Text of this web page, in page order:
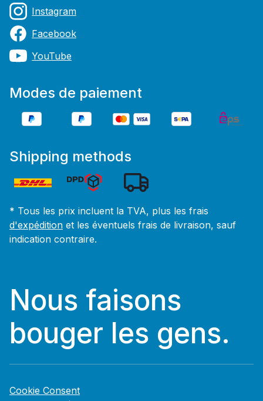
Instagram
Facebook
YouTube
Modes de paiement
Shipping methods
* Tous les prix incluent la TVA, plus les frais
d'expédition et les éventuels frais de livraison, sauf
indication contraire.
Nous faisons
bouger les gens.
Cookie Consent